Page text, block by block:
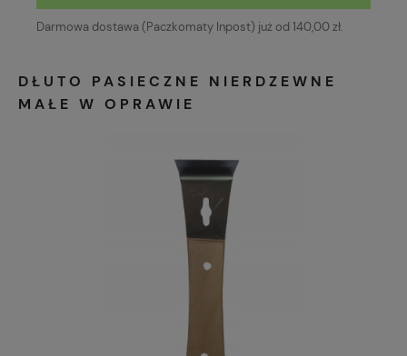
Darmowa dostawa (Paczkomaty Inpost) już od 140,00 zł.
DŁUTO PASIECZNE NIERDZEWNE
MAŁE W OPRAWIE